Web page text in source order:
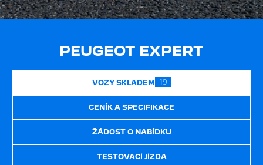
PEUGEOT EXPERT
VOZY SKLADEM 19
CENÍK A SPECIFIKACE
ŽÁDOST O NABÍDKU
TESTOVACÍ JÍZDA